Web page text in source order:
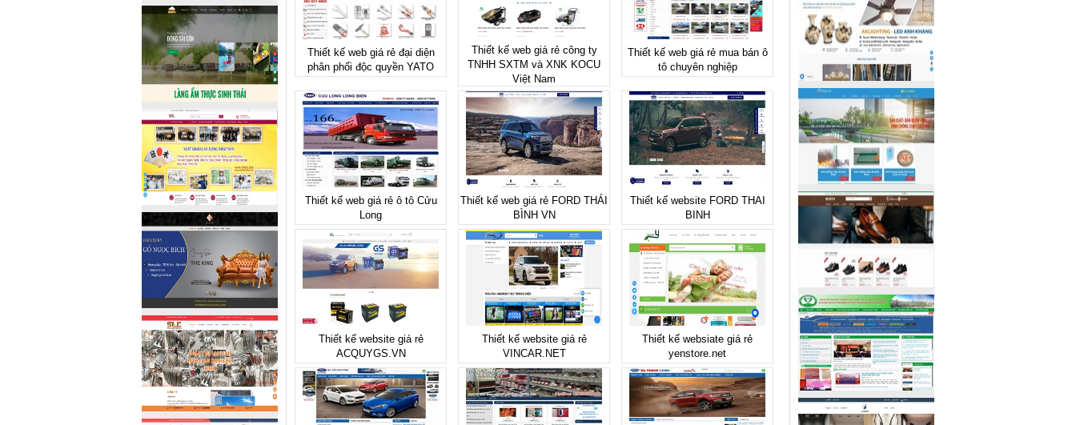
Thiết kế web giá rẻ đại diện
phân phối độc quyền YATO
Thiết kế web giá rẻ công ty
TNHH SXTM và XNK KOCU
Việt Nam
Thiết kế web giá rẻ mua bán ô
tô chuyên nghiệp
Thiết kế web giá rẻ ô tô Cửu
Long
Thiết kế web giá rẻ FORD THÁI
BÌNH VN
Thiết kế website FORD THAI
BINH
Thiết kế website giá rẻ
ACQUYGS.VN
Thiết kế website giá rẻ
VINCAR.NET
Thiết kế websiate giá rẻ
yenstore.net